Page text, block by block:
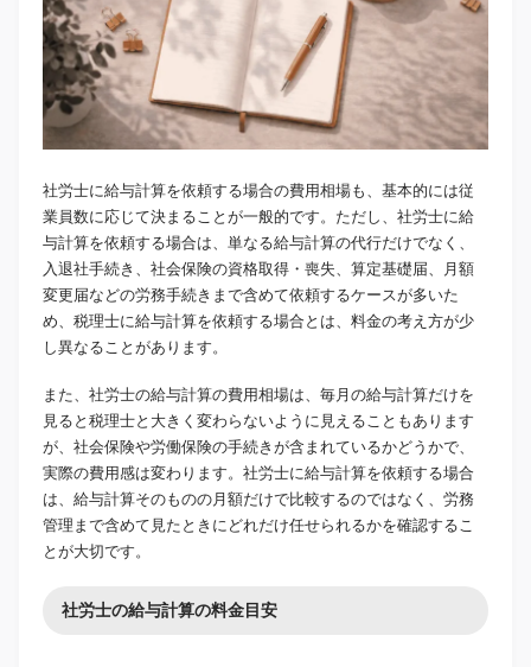
社労士に給与計算を依頼する場合の費用相場も、基本的には従
業員数に応じて決まることが一般的です。ただし、社労士に給
与計算を依頼する場合は、単なる給与計算の代行だけでなく、
入退社手続き、社会保険の資格取得・喪失、算定基礎届、月額
変更届などの労務手続きまで含めて依頼するケースが多いた
め、税理士に給与計算を依頼する場合とは、料金の考え方が少
し異なることがあります。
また、社労士の給与計算の費用相場は、毎月の給与計算だけを
見ると税理士と大きく変わらないように見えることもあります
が、社会保険や労働保険の手続きが含まれているかどうかで、
実際の費用感は変わります。社労士に給与計算を依頼する場合
は、給与計算そのものの月額だけで比較するのではなく、労務
管理まで含めて見たときにどれだけ任せられるかを確認するこ
とが大切です。
社労士の給与計算の料金目安